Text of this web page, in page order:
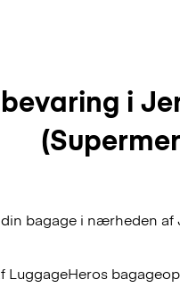
i
bagage i nærheden
LuggageHeros